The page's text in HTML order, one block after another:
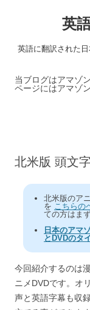
英
英語に翻訳された
当ブログはアマゾ
ページにはアマゾ
北米版 頭文
北米版のア
を こちらの
ての方はま
日本のアマ
とDVDのタ
今回紹介するのは
ニメDVDです。オ
声と英語字幕も収